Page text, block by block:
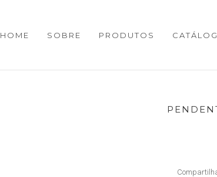
HOME SOBRE PRODUTOS